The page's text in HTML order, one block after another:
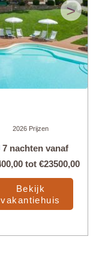
>
2026 Prijzen
7 nachten vanaf
tot €23500,00
Bekijk
vakantiehuis